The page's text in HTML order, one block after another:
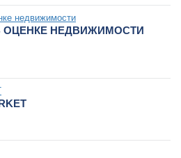
ОЦЕНКЕ НЕДВИЖИМОСТИ